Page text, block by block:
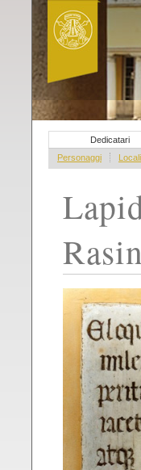
Dedicatari
Personaggi